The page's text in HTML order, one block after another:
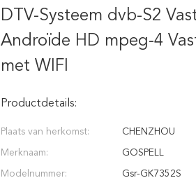
DTV-Systeem dvb-S2
Androïde HD mpeg-4
met WIFI
Productdetails:
Plaats van herkomst: CHENZHOU
Merknaam: GOSPELL
Modelnummer: Gsr-GK7352S